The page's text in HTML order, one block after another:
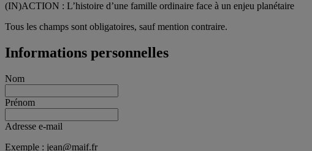
(IN)ACTION : L’histoire d’une famille ordinaire face à un enjeu planétaire
Tous les champs sont obligatoires, sauf mention contraire.
Informations personnelles
Nom
Prénom
Adresse e-mail
Exemple : jean@maif.fr